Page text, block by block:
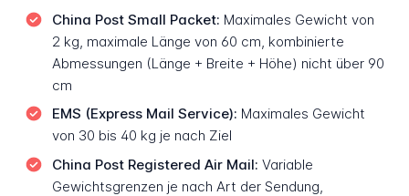
China Post Small Packet: Maximales Gewicht von
2 kg, maximale Länge von 60 cm, kombinierte
Abmessungen (Länge + Breite + Höhe) nicht über 90
cm
EMS (Express Mail Service): Maximales Gewicht
von 30 bis 40 kg je nach Ziel
China Post Registered Air Mail: Variable
Gewichtsgrenzen je nach Art der Sendung,